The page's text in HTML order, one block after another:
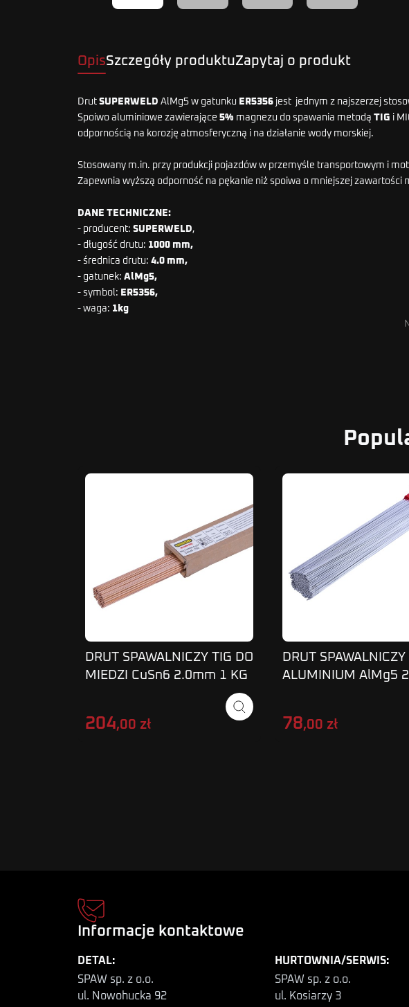
OpisSzczegóły produktuZapytaj o produkt
Drut SUPERWELD AlMg5 w gatunku ER5356 jest jednym z najszerzej
Spoiwo aluminiowe zawierające 5% magnezu do spawania metodą TIG i
odpornością na korozję atmosferyczną i na działanie wody morskiej.
Stosowany m.in. przy produkcji pojazdów w przemyśle transportowym i
Zapewnia wyższą odporność na pękanie niż spoiwa o mniejszej
DANE TECHNICZNE:
- producent: SUPERWELD,
- długość drutu: 1000 mm,
- średnica drutu: 4.0 mm,
- gatunek: AlMg5,
- symbol: ER5356,
- waga: 1kg
DRUT SPAWALNICZY TIG DO
MIEDZI CuSn6 2.0mm 1 KG
204,00 zł
DRUT SPAWALNICZY
ALUMINIUM AlMg5
78,00 zł
Informacje kontaktowe
DETAL:
SPAW sp. z o.o.
ul. Nowohucka 92
HURTOWNIA/SERWIS:
SPAW sp. z o.o.
ul. Kosiarzy 3